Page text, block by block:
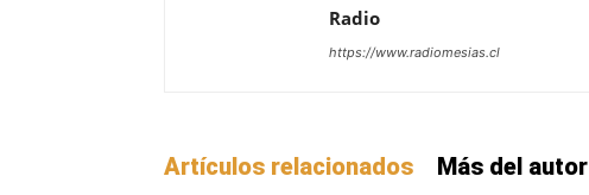
Radio
https://www.radiomesias.cl
Artículos relacionados Más del autor